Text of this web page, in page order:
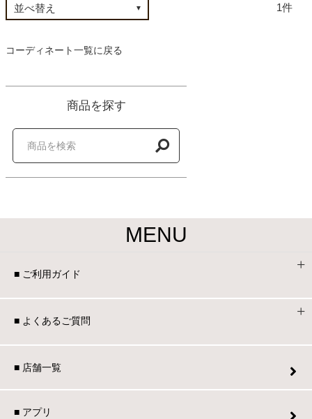
寝具
ファブリック
ラグ
マット
収納用品
1
コーディネート一覧に戻る
商品を探す
MENU
■ ご利用ガイド
■ よくあるご質問
■ 店舗一覧
■ アプリ